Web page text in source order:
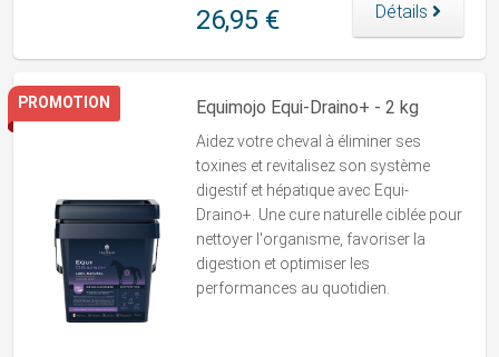
26,95 € Détails
PROMOTION Equimojo Equi-Draino+ - 2 kg
Aidez votre cheval à éliminer ses
toxines et revitalisez son système
digestif et hépatique avec Equi-
Draino+. Une cure naturelle ciblée pour
nettoyer l'organisme, favoriser la
digestion et optimiser les
performances au quotidien.